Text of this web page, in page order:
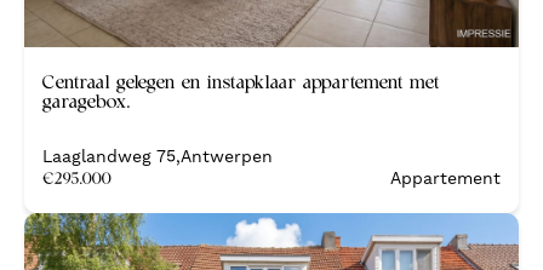
Centraal gelegen en instapklaar appartement met
garagebox.
Laaglandweg 75,Antwerpen
€295.000 Appartement